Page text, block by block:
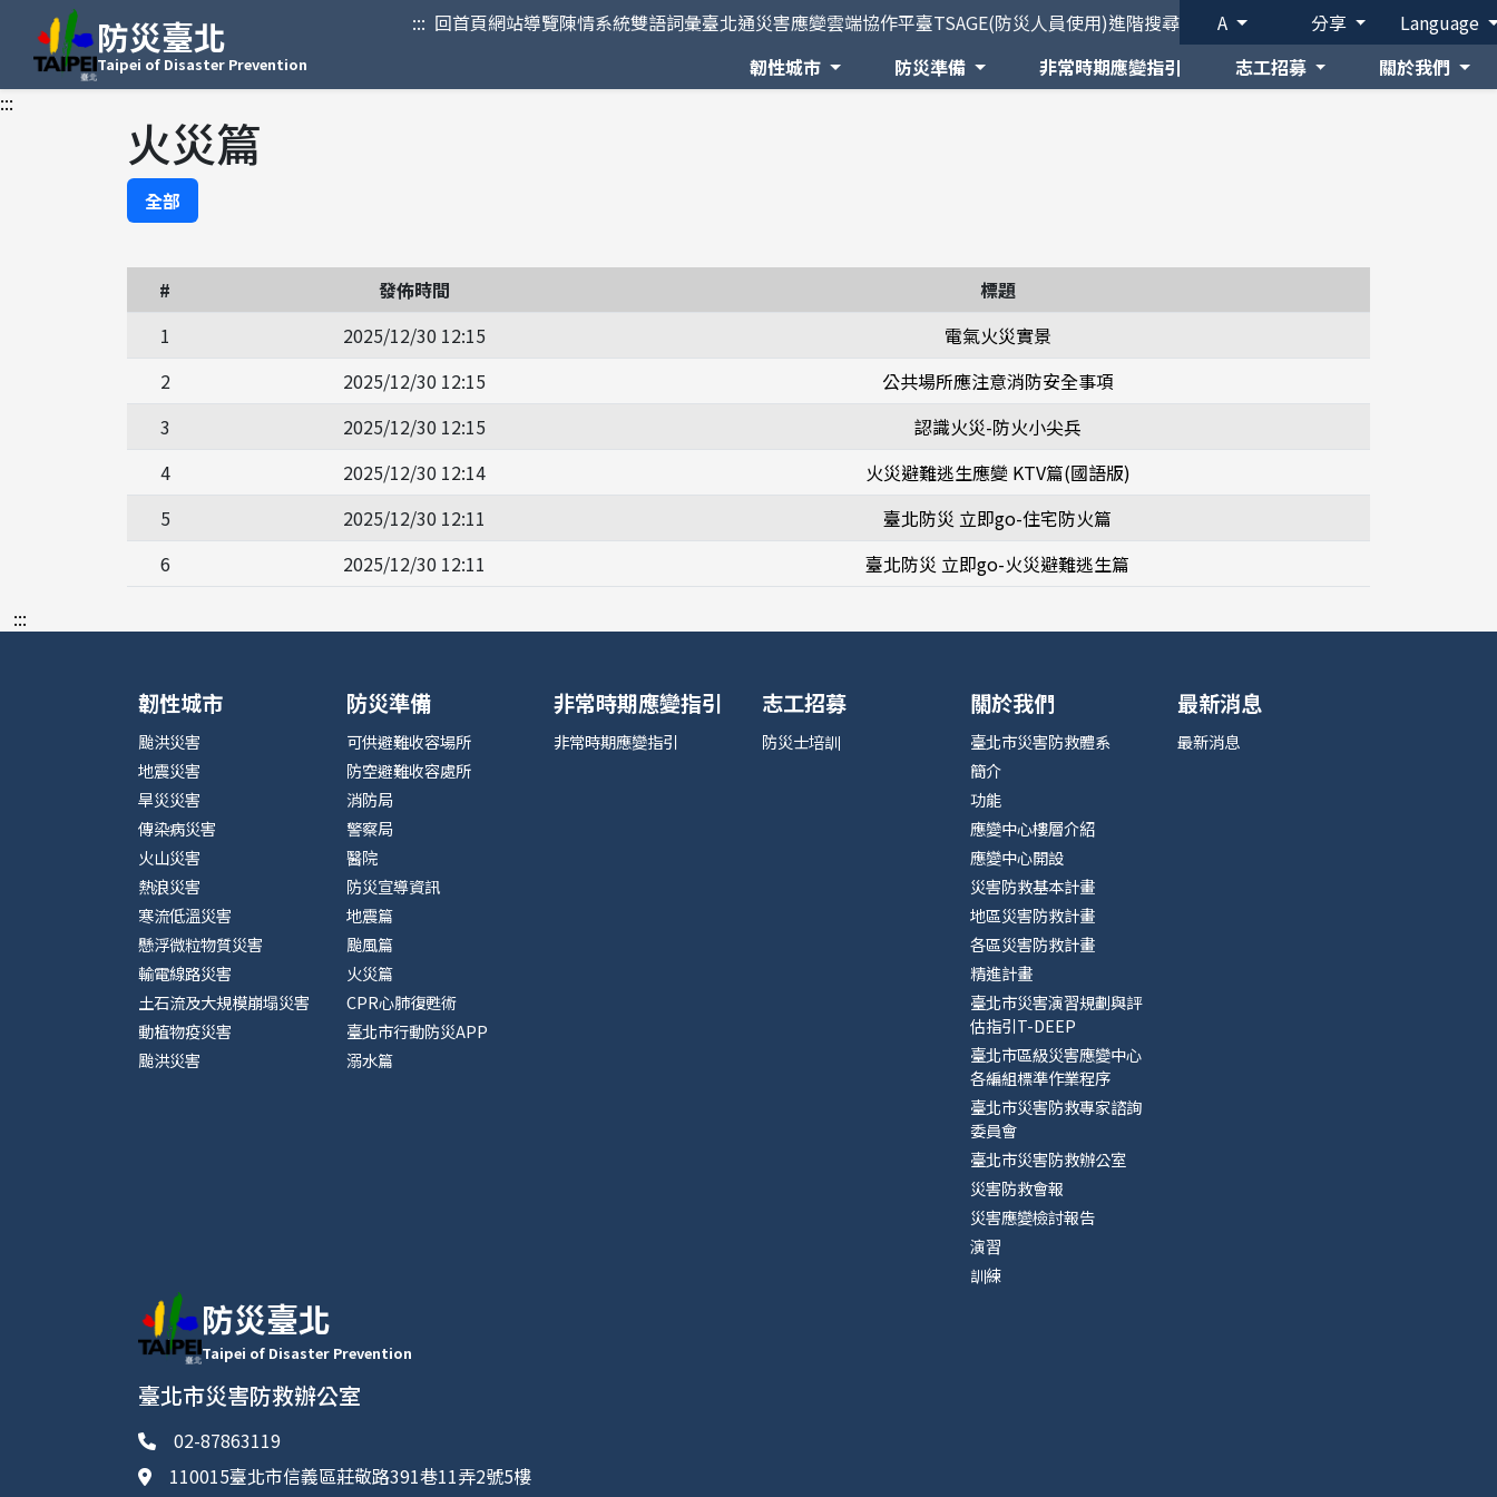
防災臺北
Taipei of Disaster Prevention
::: 回首頁網站導覽陳情系統雙語詞彙臺北通災害應變雲端協作平臺TSAGE(防災人員使用)進階搜尋 A 分享
Language
韌性城市
防災準備 非常時期應變指引 志工招募
關於我們
:::
火災篇
全部
# 發佈時間
標題
1
2025/12/30 12:15
電氣火災實景
2
2025/12/30 12:15
公共場所應注意消防安全事項
3
2025/12/30 12:15
認識火災-防火小尖兵
4
2025/12/30 12:14
火災避難逃生應變 KTV篇(國語版)
5
2025/12/30 12:11
臺北防災 立即go-住宅防火篇
6
2025/12/30 12:11 臺北防災 立即go-火災避難逃生篇
:::
韌性城市
颱洪災害
地震災害
旱災災害
傳染病災害
火山災害
熱浪災害
寒流低溫災害
懸浮微粒物質災害
輸電線路災害
土石流及大規模崩塌災害
動植物疫災害
颱洪災害
防災準備
可供避難收容場所
防空避難收容處所
消防局
警察局
醫院
防災宣導資訊
地震篇
颱風篇
火災篇
CPR心肺復甦術
臺北市行動防災APP
溺水篇
非常時期應變指引
非常時期應變指引
志工招募
防災士培訓
關於我們
臺北市災害防救體系
簡介
功能
應變中心樓層介紹
應變中心開設
災害防救基本計畫
地區災害防救計畫
各區災害防救計畫
精進計畫
臺北市災害演習規劃與評
估指引T-DEEP
臺北市區級災害應變中心
各編組標準作業程序
臺北市災害防救專家諮詢
委員會
臺北市災害防救辦公室
災害防救會報
災害應變檢討報告
演習
訓練
最新消息
最新消息
防災臺北
Taipei of Disaster Prevention
臺北市災害防救辦公室
02-87863119
110015臺北市信義區莊敬路391巷11弄2號5樓